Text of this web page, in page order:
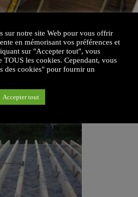
sur notre site Web pour vous offrir
en mémorisant vos préférences et
sur "Accepter tout", vous
TOUS les cookies. Cependant, vous
des cookies" pour fournir un
Accepter tout